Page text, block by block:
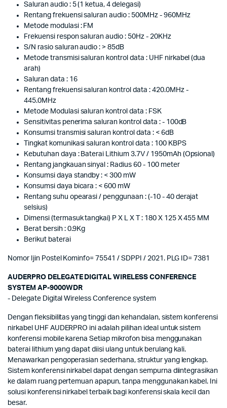
Saluran audio : 5 (1 ketua, 4 delegasi)
Rentang frekuensi saluran audio : 500MHz - 960MHz
Metode modulasi : FM
Frekuensi respon saluran audio : 50Hz - 20KHz
S/N rasio saluran audio : > 85dB
Metode transmisi saluran kontrol data : UHF nirkabel (dua
arah)
Saluran data : 16
Rentang frekuensi saluran kontrol data : 420.0MHz -
445.0MHz
Metode Modulasi saluran kontrol data : FSK
Sensitivitas penerima saluran kontrol data : - 100dB
Konsumsi transmisi saluran kontrol data : < 6dB
Tingkat komunikasi saluran kontrol data : 100 KBPS
Kebutuhan daya : Baterai Lithium 3.7V / 1950mAh (Opsional)
Rentang jangkauan sinyal : Radius 60 - 100 meter
Konsumsi daya standby : < 300 mW
Konsumsi daya bicara : < 600 mW
Rentang suhu opearasi / penggunaan : (-10 - 40 derajat
selsius)
Dimensi (termasuk tangkai) P X L X T : 180 X 125 X 455 MM
Berat bersih : 0.9Kg
Berikut baterai
Nomor Ijin Postel Kominfo= 75541 / SDPPI / 2021. PLG ID= 7381
AUDERPRO DELEGATE DIGITAL WIRELESS CONFERENCE
SYSTEM AP-9000WDR
- Delegate Digital Wireless Conference system
Dengan fleksibilitas yang tinggi dan kehandalan, sistem konferensi
nirkabel UHF AUDERPRO ini adalah pilihan ideal untuk sistem
konferensi mobile karena Setiap mikrofon bisa menggunakan
baterai lithium yang dapat diisi ulang untuk berulang kali.
Menawarkan pengoperasian sederhana, struktur yang lengkap.
Sistem konferensi nirkabel dapat dengan sempurna diintegrasikan
ke dalam ruang pertemuan apapun, tanpa menggunakan kabel. Ini
solusi konferensi nirkabel terbaik bagi konferensi skala kecil dan
besar.